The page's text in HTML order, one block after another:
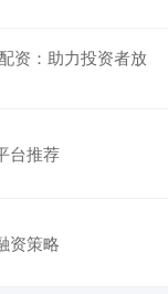
资：助力投资者放
台推荐
资策略